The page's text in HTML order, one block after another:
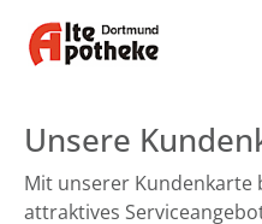
Unsere
Mit unserer Kundenkarte
attraktives